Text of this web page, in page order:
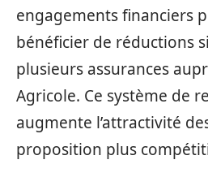
engagements financiers
bénéficier de réductions
plusieurs assurances
Agricole. Ce système de
augmente l’attractivité
proposition plus